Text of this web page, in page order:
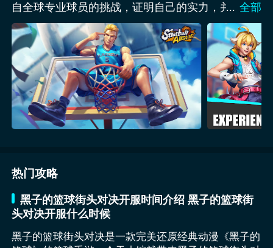
自全球专业球员的挑战，证明自己的实力，并攀升
至榜首！每个赛季获得独家奖励，并在全球排行榜
上闪耀如超级巨星！多种角色选择从不同位置的角
色中选择：中锋，大前锋，小前锋，控球后卫，得
分后卫。找到最适合您的比赛风格的人，提高您的
技巧，超越对手，并赢得MVP的称号！专业技能您
的角色拥有多种专业技能，如封阻，拨球投篮，跟
进投篮，勾手投篮，后仰三分球，弹跳传球，挑挡
滚动等。每个球员都有独特的技能。巧妙使用它
们，带领您的团队走向胜利，并在球场上成为焦
能，并在游戏中结交新朋友！现在就下载
自全球的球员！】
... 全部
热门攻略
黑子的篮球街头对决开服时间介绍 黑子的篮球街
头对决开服什么时候
黑子的篮球街头对决是一款完美还原经典动漫《黑子的